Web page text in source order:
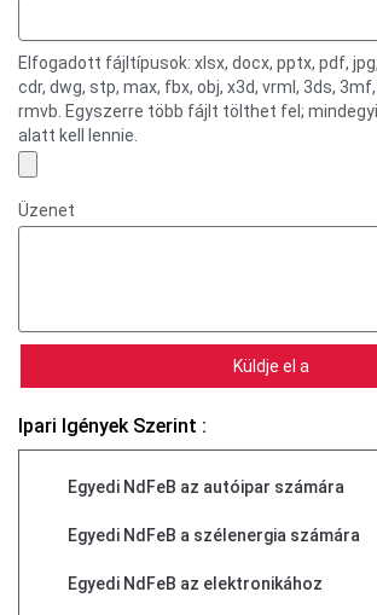
Elfogadott fájltípusok: xlsx, docx, pptx, pdf,
cdr, dwg, stp, max, fbx, obj, x3d, vrml, 3ds,
rmvb. Egyszerre több fájlt tölthet fel;
alatt kell lennie.
Üzenet
Küldje el a
Ipari Igények Szerint :
Egyedi NdFeB az autóipar számára
Egyedi NdFeB a szélenergia számára
Egyedi NdFeB az elektronikához